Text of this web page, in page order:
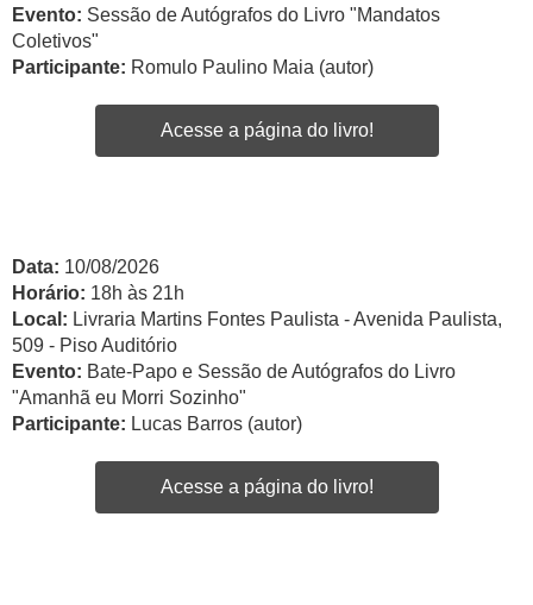
Evento: Sessão de Autógrafos do Livro "Mandatos
Coletivos"
Participante: Romulo Paulino Maia (autor)
Acesse a página do livro!
Data: 10/08/2026
Horário: 18h às 21h
Local: Livraria Martins Fontes Paulista - Avenida Paulista,
509 - Piso Auditório
Evento: Bate-Papo e Sessão de Autógrafos do Livro
"Amanhã eu Morri Sozinho"
Participante: Lucas Barros (autor)
Acesse a página do livro!